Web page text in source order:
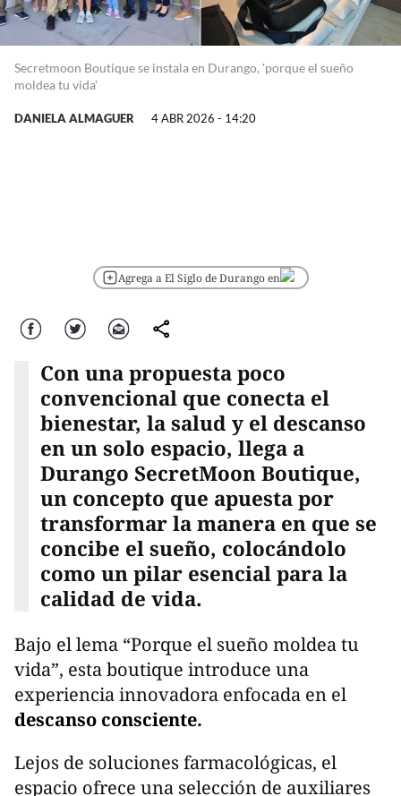
Secretmoon Boutique se instala en Durango, 'porque el sueño
moldea tu vida'
DANIELA ALMAGUER 4 ABR 2026 - 14:20
Agrega a El Siglo de Durango en
Facebook Twitter Correo comparte
Con una propuesta poco
convencional que conecta el
bienestar, la salud y el descanso
en un solo espacio, llega a
Durango SecretMoon Boutique,
un concepto que apuesta por
transformar la manera en que se
concibe el sueño, colocándolo
como un pilar esencial para la
calidad de vida.
Bajo el lema “Porque el sueño moldea tu
vida”, esta boutique introduce una
experiencia innovadora enfocada en el
descanso consciente.
Lejos de soluciones farmacológicas, el
espacio ofrece una selección de auxiliares